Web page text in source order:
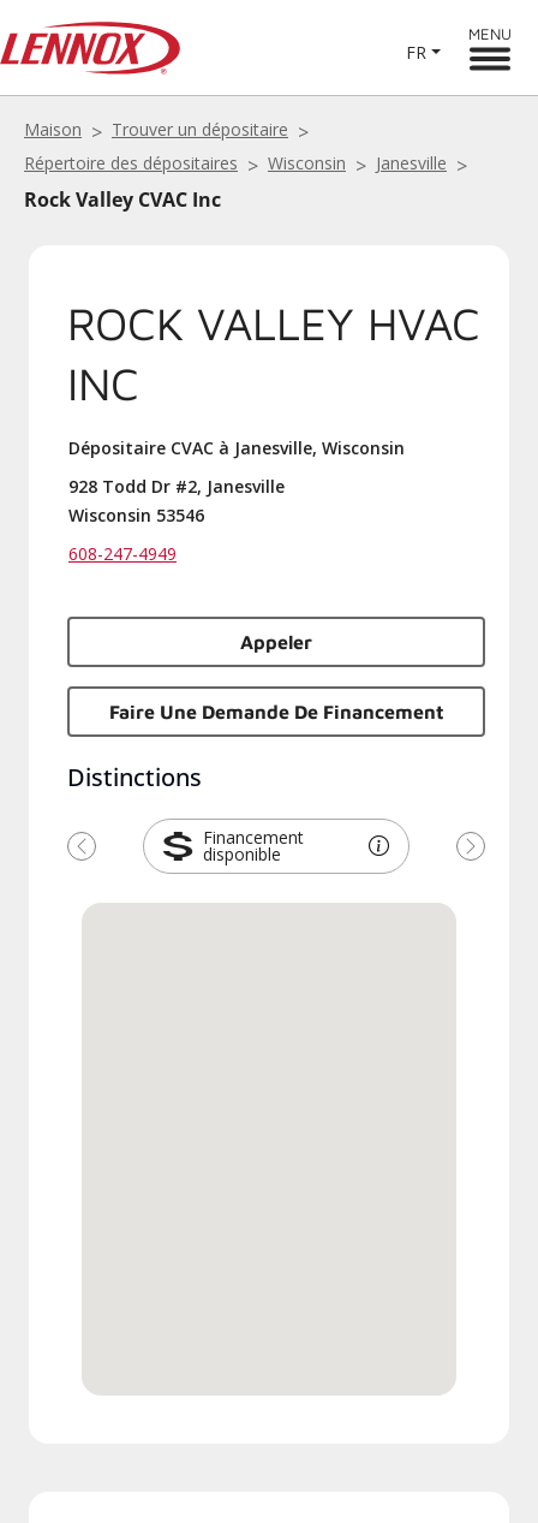
FR
MENU
Maison
Trouver un dépositaire
Répertoire des dépositaires
Wisconsin Janesville
Rock Valley CVAC Inc
ROCK VALLEY HVAC
INC
Dépositaire CVAC à Janesville, Wisconsin
928 Todd Dr #2, Janesville
Wisconsin 53546
608-247-4949
Appeler
Faire Une Demande De Financement
Distinctions
Financement
disponible
Précédent Suivant